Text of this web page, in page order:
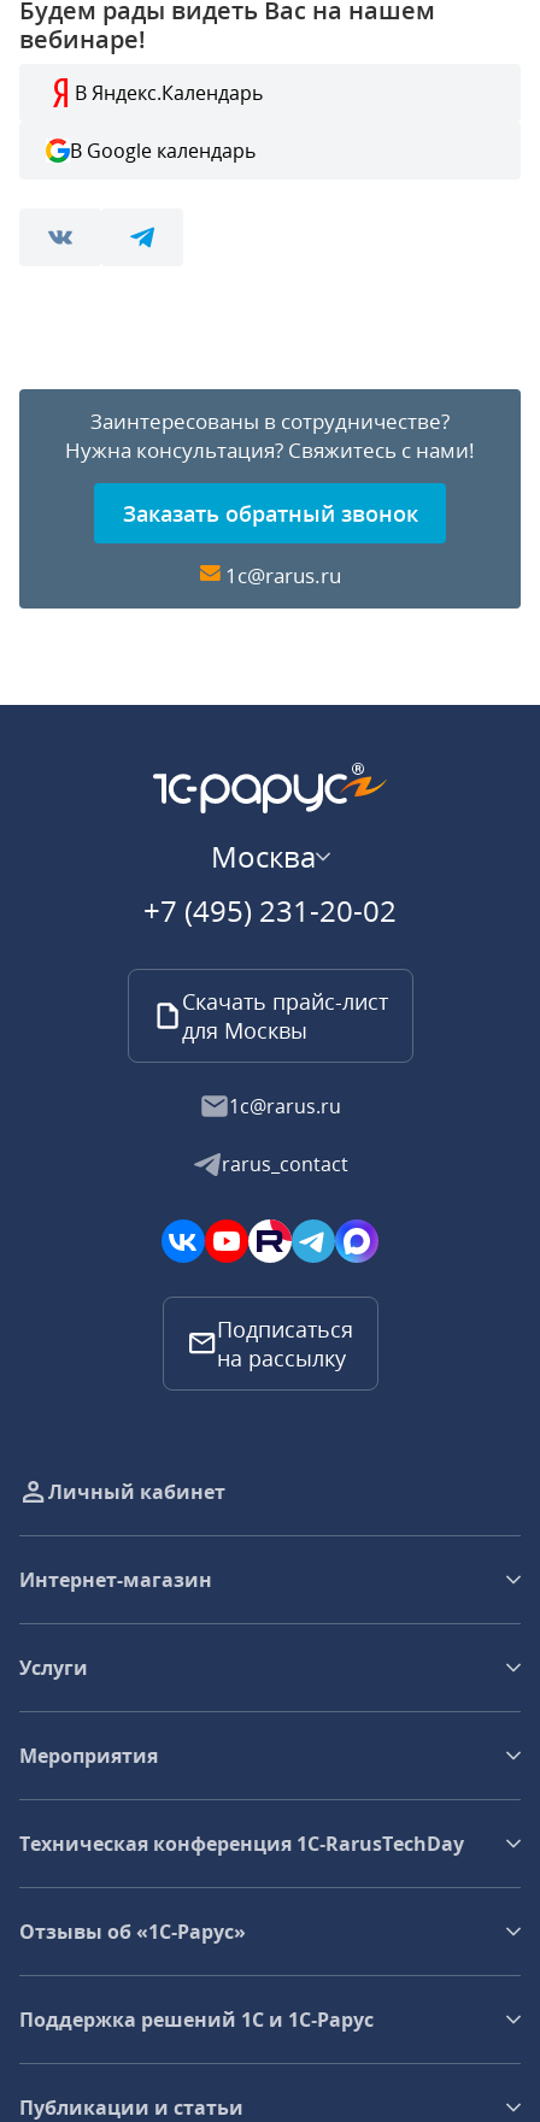
Будем рады видеть Вас на нашем
вебинаре!
В Яндекс.Календарь
В Google календарь
Заинтересованы в сотрудничестве?
Нужна консультация? Свяжитесь с нами!
Заказать обратный звонок
1c@rarus.ru
Москва
+7 (495) 231-20-02
Скачать прайс-лист
для Москвы
1c@rarus.ru
rarus_contact
Подписаться
на рассылку
Личный кабинет
Интернет-магазин
Услуги
Мероприятия
Техническая конференция 1C‑RarusTechDay
Отзывы об «1С-Рарус»
Поддержка решений 1С и 1С‑Рарус
Публикации и статьи